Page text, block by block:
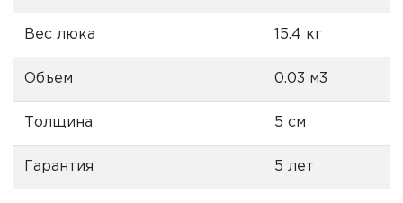
Вес люка 15.4 кг
Объем 0.03 м3
Толщина 5 см
Гарантия 5 лет